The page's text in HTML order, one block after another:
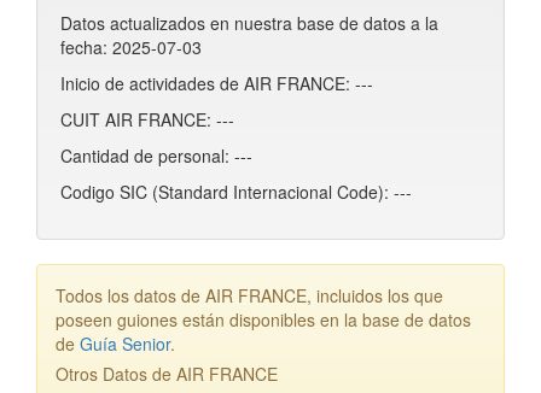
Datos actualizados en nuestra base de datos a la
fecha: 2025-07-03
Inicio de actividades de AIR FRANCE: ---
CUIT AIR FRANCE: ---
Cantidad de personal: ---
Codigo SIC (Standard Internacional Code): ---
Todos los datos de AIR FRANCE, incluidos los que
poseen guiones están disponibles en la base de datos
de Guía Senior.
Otros Datos de AIR FRANCE